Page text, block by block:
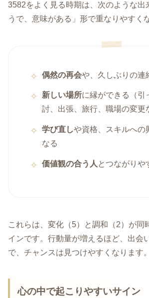
3582をよく見る時期は、次のような出
うで、意味がある」形で重なりやすく
偶然の再会や、久しぶりの連
新しい場所に縁ができる（引
討、出張、旅行、職場の変更
学び直しや資格、スキルへの
なる
価値観の合う人 とつながりや
これらは、変化（5）と調和（2）が同
インです。行動量が増えるほど、出会
で、チャンスは見つけやすくなります。
心の中で起こりやすいサイン